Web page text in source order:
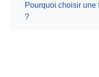
Pourquoi choisir une
?